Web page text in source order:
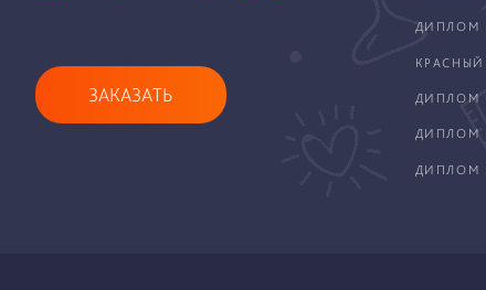
ЗАКАЗАТЬ
ДИПЛОМ
ДИПЛОМ
ДИПЛОМ
ДИПЛОМ